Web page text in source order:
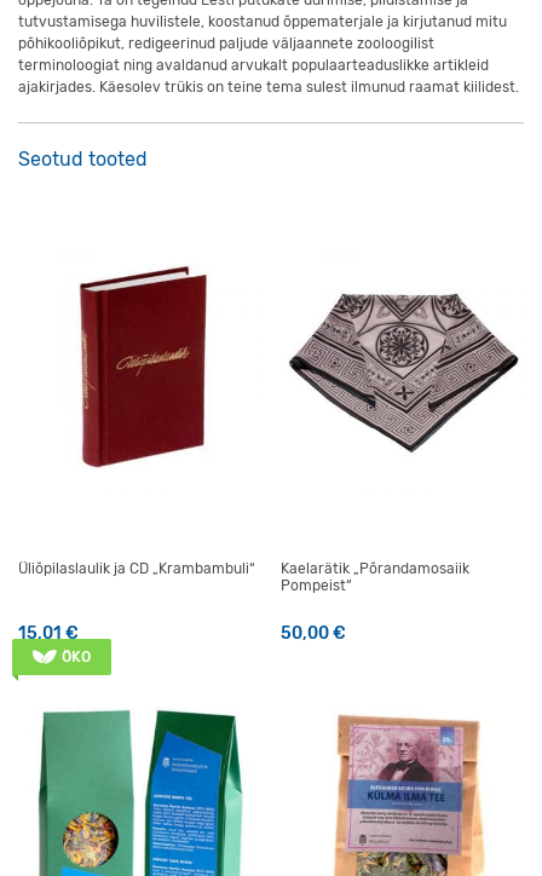
tutvustamisega huvilistele, koostanud õppematerjale ja kirjutanud mitu
põhikooliõpikut, redigeerinud paljude väljaannete zooloogilist
terminoloogiat ning avaldanud arvukalt populaarteaduslikke artikleid
ajakirjades. Käesolev trükis on teine tema sulest ilmunud raamat kiilidest.
Seotud tooted
Üliõpilaslaulik ja CD „Krambambuli“
15,01 €
Kaelarätik „Põrandamosaiik
Pompeist“
50,00€
ÖKO